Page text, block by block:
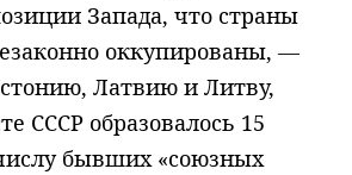
Запада, что страны
оккупированы, —
Латвию и Литву,
СССР образовалось 15
бывших «союзных